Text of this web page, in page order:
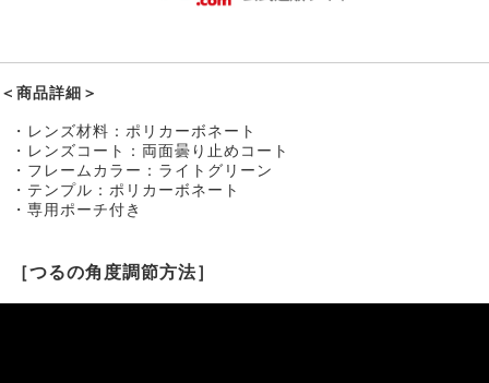
＜商品詳細＞
・レンズ材料：ポリカーボネート
・レンズコート：両面曇り止めコート
・フレームカラー：ライトグリーン
・テンプル：ポリカーボネート
・専用ポーチ付き
［つるの角度調節方法］